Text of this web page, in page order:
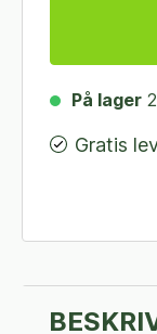
På lager
Gratis